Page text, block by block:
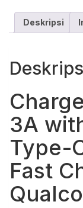
USB
Type-
C
USB
Charging
Deskripsi
3A
Type-
Fast